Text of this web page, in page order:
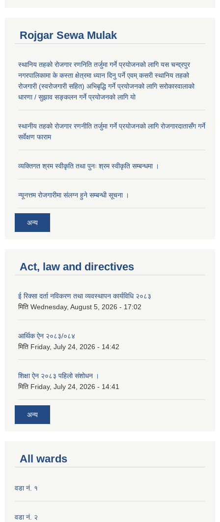
Rojgar Sewa Mulak
स्थानिय तहको रोजगार रणनिति तर्जुमा गर्ने प्रयोजनको लागि यस चन्द्रपुर
नगरपालिकामा के कस्ता क्षेत्रमा ध्यान दिनु पर्ने एवम् कसरी स्थानिय तहको
रोजगारी (स्वरोजगारी सहित) अभिबृद्धि गर्ने प्रयोजनको लागि सरोकारवालाको
धारणा / सुझाव सङ्कलन गर्ने प्रयोजनको लागि यो
स्थानीय तहको रोजगार रणनीति तर्जुमा गर्ने प्रयोजनको लागि रोजगारदातासँग गर्ने
सर्वेक्षण फाराम
व्यक्तिगत श्रम स्वीकृति तथा पुनः श्रम स्वीकृति सम्बन्धमा ।
न्यूनत्तम रोजगारीमा संलग्न हुने सम्बन्धी सूचना ।
अन्य
Act, law and directives
ई रिक्सा दर्ता नविकरण तथा व्यवस्थापन कार्यविधि २०८३
मिति Wednesday, August 5, 2026 - 17:02
आर्थिक ऐन २०८३/०८४
मिति Friday, July 24, 2026 - 14:42
शिक्षा ऐन २०८३ पहिलो संशोधन ।
मिति Friday, July 24, 2026 - 14:41
अन्य
All wards
वडा नं. १
वडा नं. २